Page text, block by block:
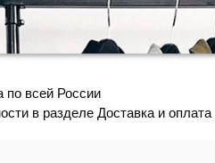
по всей России
в разделе Доставка и оплата